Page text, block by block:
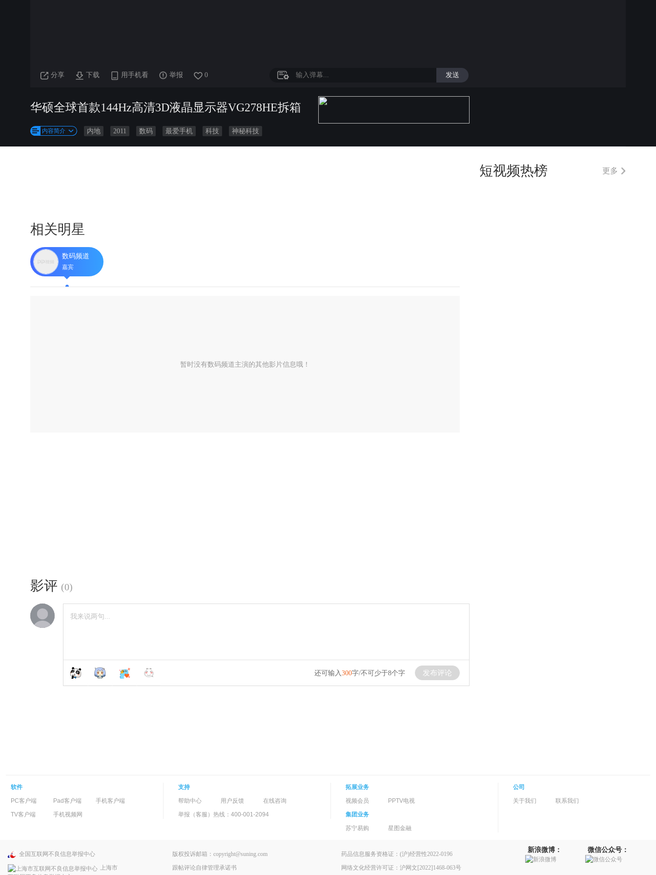
分享 下载 用手机看 举报 0 发送
华硕全球首款144Hz高清3D液晶显示器VG278HE拆箱
内容简介 内地 2011 数码 最爱手机 科技 神秘科技
相关明星
数码频道
嘉宾
暂时没有数码频道主演的其他影片信息哦！
影评 (0)
还可输入 300字/不可少于8个字 发布评论
短视频热榜 更多
软件
PC客户端
Pad客户端
手机客户端
TV客户端
手机视频网
支持
帮助中心
用户反馈
在线咨询
举报（客服）热线：400-001-2094
拓展业务
视频会员
PPTV电视
集团业务
苏宁易购
星图金融
公司
关于我们
联系我们
全国互联网不良信息举报中心
上海市
版权投诉邮箱：copyright@suning.com
跟帖评论自律管理承诺书
药品信息服务资格证：(沪)经营性2022-0196
网络文化经营许可证：沪网文[2022]1468-063号
新浪微博： 微信公众号：